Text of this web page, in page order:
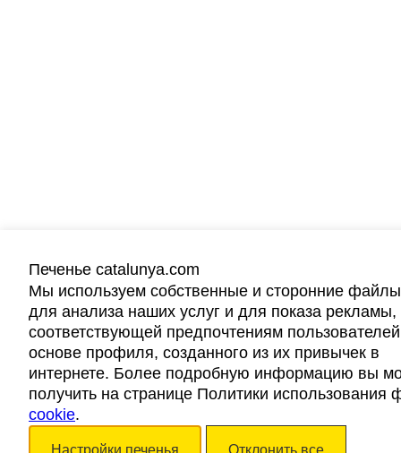
Печенье catalunya.com
Мы используем собственные и сторонние
для анализа наших услуг и для показа рекламы,
соответствующей предпочтениям
основе профиля, созданного из их привычек в
интернете. Более подробную информацию вы
получить на странице Политики использования
cookie.
Настройки печенья Отклонить все